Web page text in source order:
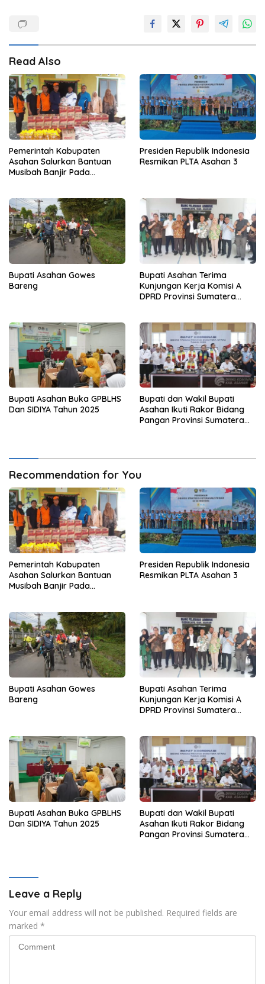
Read Also
Pemerintah Kabupaten
Asahan Salurkan Bantuan
Musibah Banjir Pada
Presiden Republik Indonesia
Resmikan PLTA Asahan 3
Bupati Asahan Gowes
Bareng
Bupati Asahan Terima
Kunjungan Kerja Komisi A
DPRD Provinsi Sumatera
Bupati Asahan Buka GPBLHS
Dan SIDIYA Tahun 2025
Bupati dan Wakil Bupati
Asahan Ikuti Rakor Bidang
Pangan Provinsi Sumatera
Recommendation for You
Pemerintah Kabupaten
Asahan Salurkan Bantuan
Musibah Banjir Pada
Presiden Republik Indonesia
Resmikan PLTA Asahan 3
Bupati Asahan Gowes
Bareng
Bupati Asahan Terima
Kunjungan Kerja Komisi A
DPRD Provinsi Sumatera
Bupati Asahan Buka GPBLHS
Dan SIDIYA Tahun 2025
Bupati dan Wakil Bupati
Asahan Ikuti Rakor Bidang
Pangan Provinsi Sumatera
Leave a Reply
Your email address will not be published. Required fields are
marked *